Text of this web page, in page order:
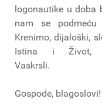
logonautike u doba
nam se
Krenimo, dijaloški,
Istina i Život,
Vaskrsli.
Gospode,